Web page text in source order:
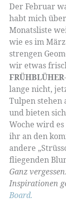
Der Februar
habt mich
Monatsliste
wie es im
strengen
wir etwas
FRÜHBLÜHER
lange nicht,
Tulpen stehen
und bieten
Woche wird
ihr an den
andere
fliegenden
Ganz
Inspirationen
Board.